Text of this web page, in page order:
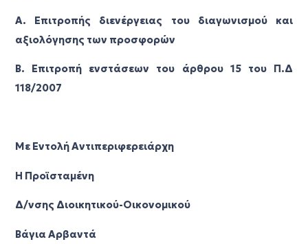
Α. Επιτροπής διενέργειας του διαγωνισμού και
αξιολόγησης των προσφορών
Β. Επιτροπή ενστάσεων του άρθρου 15 του Π.Δ
118/2007
Με Εντολή Αντιπεριφερειάρχη
Η Προϊσταμένη
Δ/νσης Διοικητικού-Οικονομικού
Βάγια Αρβαντά